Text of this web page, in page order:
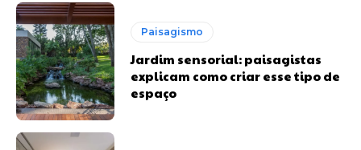
Paisagismo
Jardim sensorial: paisagistas
explicam como criar esse tipo de
espaço